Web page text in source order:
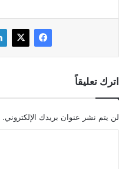
اترك تعليقاً
لن يتم نشر عنوان بريدك الإلكتروني.